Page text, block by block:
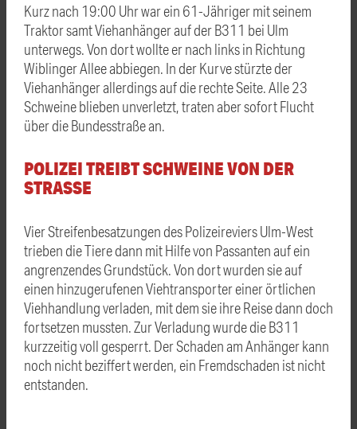
Kurz nach 19:00 Uhr war ein 61-Jähriger mit seinem
Traktor samt Viehanhänger auf der B311 bei Ulm
unterwegs. Von dort wollte er nach links in Richtung
Wiblinger Allee abbiegen. In der Kurve stürzte der
Viehanhänger allerdings auf die rechte Seite. Alle 23
Schweine blieben unverletzt, traten aber sofort Flucht
über die Bundesstraße an.
POLIZEI TREIBT SCHWEINE VON DER
STRASSE
Vier Streifenbesatzungen des Polizeireviers Ulm-West
trieben die Tiere dann mit Hilfe von Passanten auf ein
angrenzendes Grundstück. Von dort wurden sie auf
einen hinzugerufenen Viehtransporter einer örtlichen
Viehhandlung verladen, mit dem sie ihre Reise dann doch
fortsetzen mussten. Zur Verladung wurde die B311
kurzzeitig voll gesperrt. Der Schaden am Anhänger kann
noch nicht beziffert werden, ein Fremdschaden ist nicht
entstanden.